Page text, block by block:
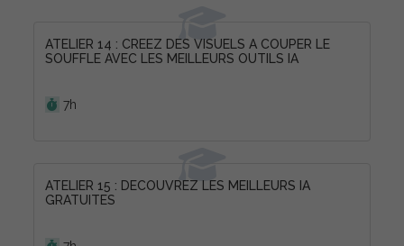
ATELIER 14 : CREEZ DES VISUELS A COUPER LE
SOUFFLE AVEC LES MEILLEURS OUTILS IA
7h
ATELIER 15 : DECOUVREZ LES MEILLEURS IA
GRATUITES